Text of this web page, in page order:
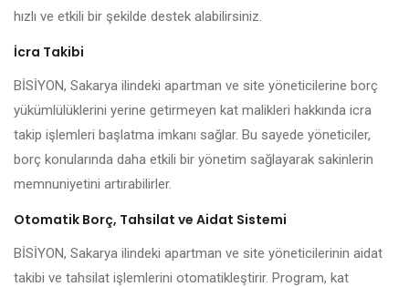
hızlı ve etkili bir şekilde destek alabilirsiniz.
İcra Takibi
BİSİYON, Sakarya ilindeki apartman ve site yöneticilerine borç
yükümlülüklerini yerine getirmeyen kat malikleri hakkında icra
takip işlemleri başlatma imkanı sağlar. Bu sayede yöneticiler,
borç konularında daha etkili bir yönetim sağlayarak sakinlerin
memnuniyetini artırabilirler.
Otomatik Borç, Tahsilat ve Aidat Sistemi
BİSİYON, Sakarya ilindeki apartman ve site yöneticilerinin aidat
takibi ve tahsilat işlemlerini otomatikleştirir. Program, kat